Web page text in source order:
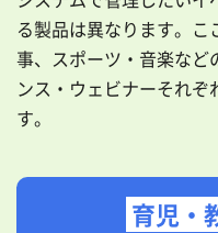
る製品は異なります。
事、スポーツ・音楽など
ンス・ウェビナーそれ
す。
育児・